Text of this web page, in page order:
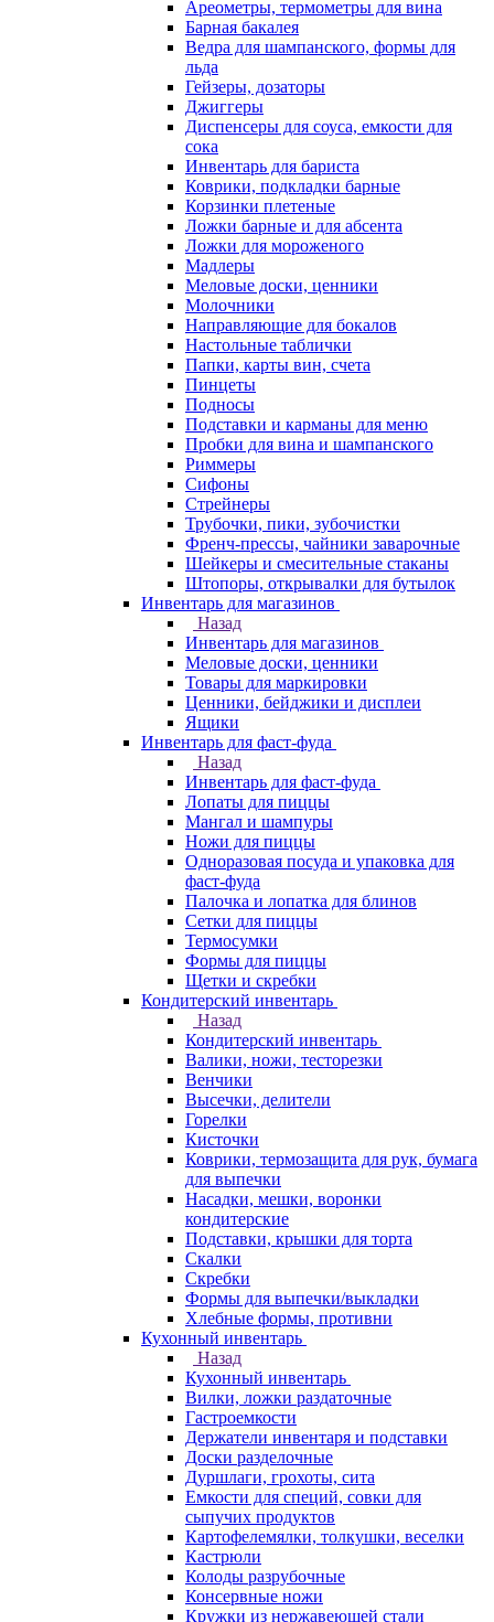
Ареометры, термометры для вина
Барная бакалея
Ведра для шампанского, формы для
льда
Гейзеры, дозаторы
Джиггеры
Диспенсеры для соуса, емкости для
сока
Инвентарь для бариста
Коврики, подкладки барные
Корзинки плетеные
Ложки барные и для абсента
Ложки для мороженого
Мадлеры
Меловые доски, ценники
Молочники
Направляющие для бокалов
Настольные таблички
Папки, карты вин, счета
Пинцеты
Подносы
Подставки и карманы для меню
Пробки для вина и шампанского
Риммеры
Сифоны
Стрейнеры
Трубочки, пики, зубочистки
Френч-прессы, чайники заварочные
Шейкеры и смесительные стаканы
Штопоры, открывалки для бутылок
Инвентарь для магазинов
Назад
Инвентарь для магазинов
Меловые доски, ценники
Товары для маркировки
Ценники, бейджики и дисплеи
Ящики
Инвентарь для фаст-фуда
Назад
Инвентарь для фаст-фуда
Лопаты для пиццы
Мангал и шампуры
Ножи для пиццы
Одноразовая посуда и упаковка для
фаст-фуда
Палочка и лопатка для блинов
Сетки для пиццы
Термосумки
Формы для пиццы
Щетки и скребки
Кондитерский инвентарь
Назад
Кондитерский инвентарь
Валики, ножи, тесторезки
Венчики
Высечки, делители
Горелки
Кисточки
Коврики, термозащита для рук, бумага
для выпечки
Насадки, мешки, воронки
кондитерские
Подставки, крышки для торта
Скалки
Скребки
Формы для выпечки/выкладки
Хлебные формы, противни
Кухонный инвентарь
Назад
Кухонный инвентарь
Вилки, ложки раздаточные
Гастроемкости
Держатели инвентаря и подставки
Доски разделочные
Дуршлаги, грохоты, сита
Емкости для специй, совки для
сыпучих продуктов
Картофелемялки, толкушки, веселки
Кастрюли
Колоды разрубочные
Консервные ножи
Кружки из нержавеющей стали